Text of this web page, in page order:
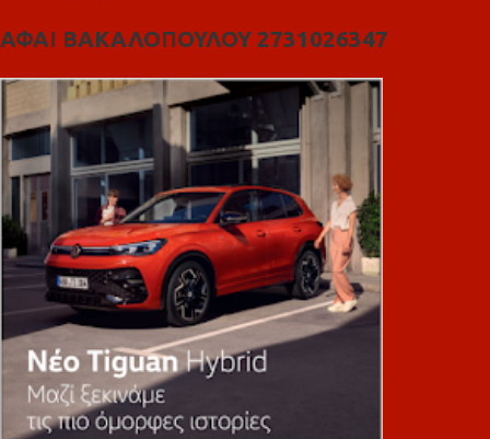
ΑΦΑΙ ΒΑΚΑΛΟΠΟΥΛΟΥ 2731026347